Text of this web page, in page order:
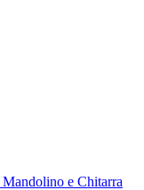
e Chitarra